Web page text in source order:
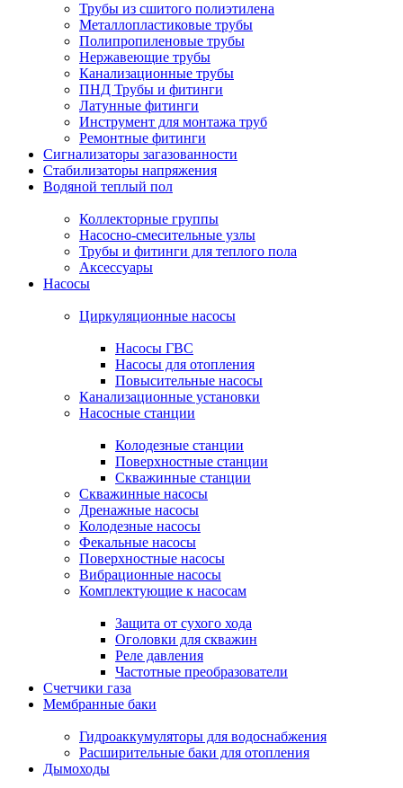
Трубы из сшитого полиэтилена
Металлопластиковые трубы
Полипропиленовые трубы
Нержавеющие трубы
Канализационные трубы
ПНД Трубы и фитинги
Латунные фитинги
Инструмент для монтажа труб
Ремонтные фитинги
Сигнализаторы загазованности
Стабилизаторы напряжения
Водяной теплый пол
Коллекторные группы
Насосно-смесительные узлы
Трубы и фитинги для теплого пола
Аксессуары
Насосы
Циркуляционные насосы
Насосы ГВС
Насосы для отопления
Повысительные насосы
Канализационные установки
Насосные станции
Колодезные станции
Поверхностные станции
Скважинные станции
Скважинные насосы
Дренажные насосы
Колодезные насосы
Фекальные насосы
Поверхностные насосы
Вибрационные насосы
Комплектующие к насосам
Защита от сухого хода
Оголовки для скважин
Реле давления
Частотные преобразователи
Счетчики газа
Мембранные баки
Гидроаккумуляторы для водоснабжения
Расширительные баки для отопления
Дымоходы